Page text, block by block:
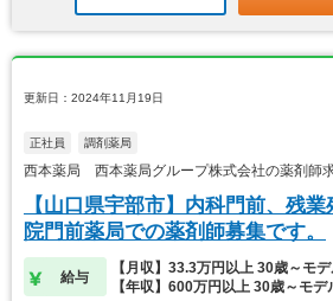
更新日：2024年11月19日
正社員 調剤薬局
西本薬局 西本薬局グループ株式会社の薬剤師
【山口県宇部市】内科門前、残
院門前薬局での薬剤師募集です。
給与
【月収】33.3万円以上 30歳～モ
【年収】600万円以上 30歳～モデ